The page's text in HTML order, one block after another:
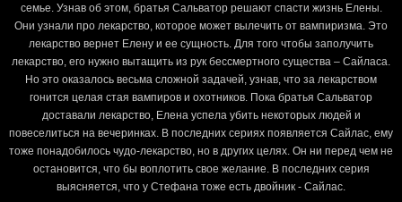
семье. Узнав об этом, братья Сальватор решают спасти жизнь Елены.
Они узнали про лекарство, которое может вылечить от вампиризма. Это
лекарство вернет Елену и ее сущность. Для того чтобы заполучить
лекарство, его нужно вытащить из рук бессмертного существа – Сайласа.
Но это оказалось весьма сложной задачей, узнав, что за лекарством
гонится целая стая вампиров и охотников. Пока братья Сальватор
доставали лекарство, Елена успела убить некоторых людей и
повеселиться на вечеринках. В последних сериях появляется Сайлас, ему
тоже понадобилось чудо-лекарство, но в других целях. Он ни перед чем не
остановится, что бы воплотить свое желание. В последних серия
выясняется, что у Стефана тоже есть двойник - Сайлас.